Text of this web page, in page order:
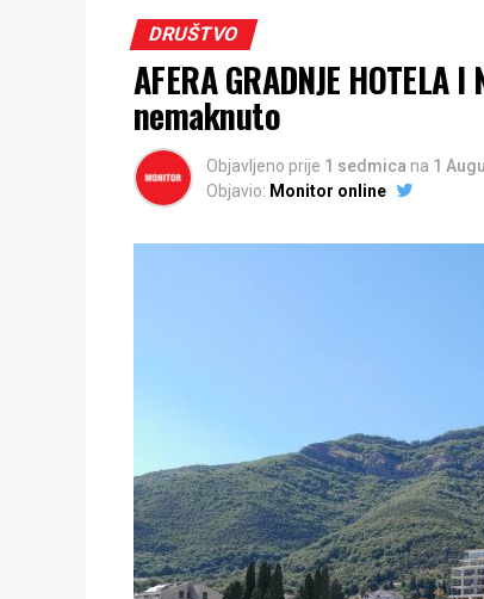
DRUŠTVO
AFERA GRADNJE HOTELA
nemaknuto
Objavljeno prije 1 sedmica na 1
Objavio: Monitor online